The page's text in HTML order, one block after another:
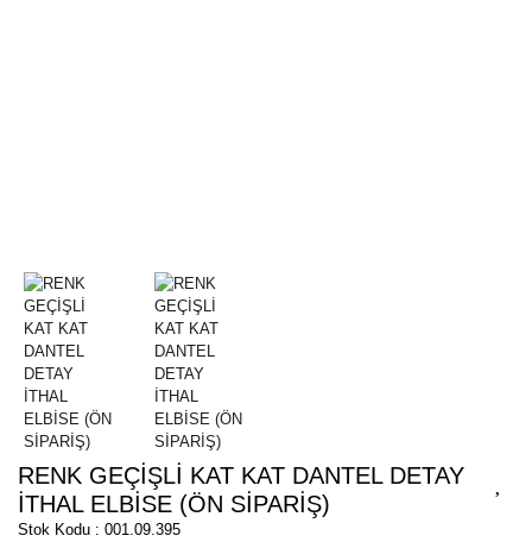
RENK GEÇİŞLİ KAT KAT DANTEL DETAY
İTHAL ELBİSE (ÖN SİPARİŞ)
Stok Kodu : 001.09.395